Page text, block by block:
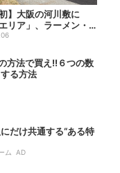
初】大阪の河川敷に
リア」、ラーメン・
ゃぶしゃぶ・カフェ
方法で買え!!６つの数
る方法
だけ共通する“ある特
ム AD